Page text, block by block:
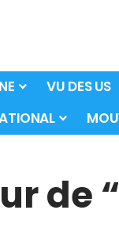
VU DES US
de